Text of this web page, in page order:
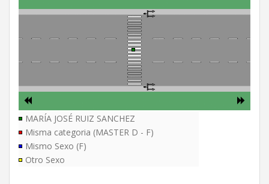
MARÍA JOSÉ RUIZ SANCHEZ
Misma categoria (MASTER D - F)
Mismo Sexo (F)
Otro Sexo